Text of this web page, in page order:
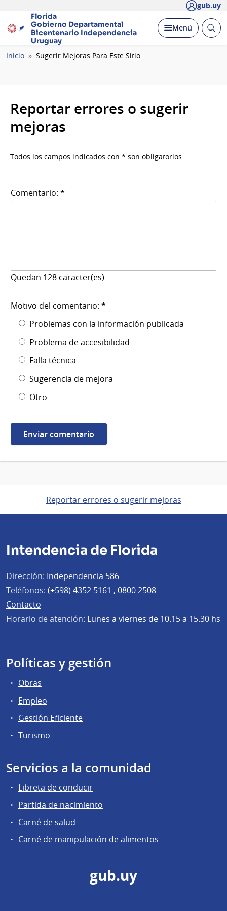
gub.uy
Florida
Gobierno Departamental
Bicentenario Independencia
Uruguay
Desplegar
Menú Abrir
Ruta
Inicio Sugerir Mejoras Para Este Sitio
Reportar errores o sugerir
mejoras
Todos los campos indicados con * son obligatorios
Comentario: *
Quedan 128 caracter(es)
Motivo del comentario: *
Problemas con la información publicada
Problema de accesibilidad
Falla técnica
Sugerencia de mejora
Otro
Reportar errores o sugerir mejoras
Intendencia de Florida
Dirección: Independencia 586
Teléfonos: (+598) 4352 5161 , 0800 2508
Contacto
Horario de atención: Lunes a viernes de 10.15 a 15.30 hs
Políticas y gestión
Obras
Empleo
Gestión Eficiente
Turismo
Servicios a la comunidad
Libreta de conducir
Partida de nacimiento
Carné de salud
Carné de manipulación de alimentos
gub.uy